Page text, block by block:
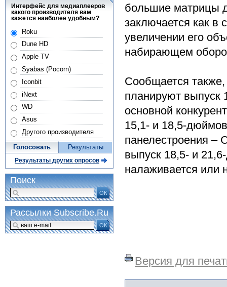
большие матрицы
заключается как в
увеличении его
набирающем
Сообщается также,
планируют
основной
15,1- и 18,5-
панелестроения –
выпуск 18,5- и
налаживается или
Версия для
Интерфейс для медиаплееров
какого производителя вам
кажется наиболее удобным?
Roku
Dune HD
Apple TV
Syabas (Pocorn)
Iconbit
iNext
WD
Asus
Другого производителя
Голосовать Результаты
Результаты других опросов
Поиск
ОК
Рассылки Subscribe.Ru
ОК